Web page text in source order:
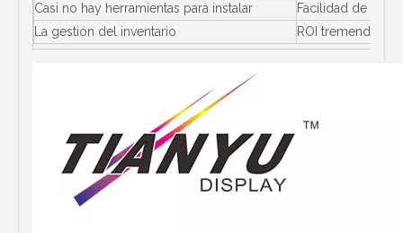
Casi no hay herramientas para instalar
Facilidad de uso
La gestión del inventario
ROI tremenda